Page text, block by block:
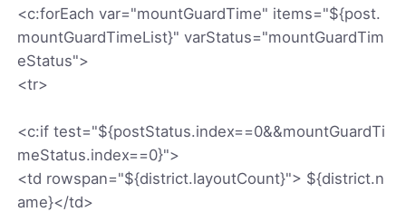
<c:forEach var="mountGuardTime" items="${post.
mountGuardTimeList}" varStatus="mountGuardTim
eStatus">
<tr>
<c:if test="${postStatus.index==0&&mountGuardTi
meStatus.index==0}">
<td rowspan="${district.layoutCount}"> ${district.n
ame}</td>